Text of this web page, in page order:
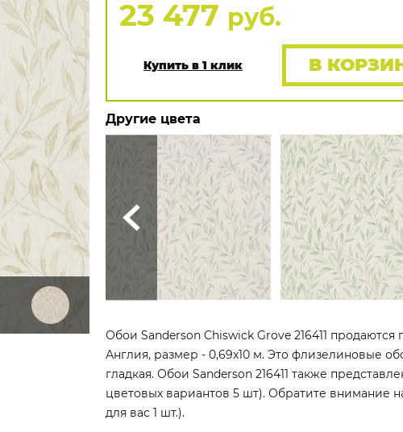
ПОКАЗАТЬ
23 477 руб.
Купить в 1 клик В
Другие цвета
Обои Sanderson Chiswick Grove 216411
Англия, размер - 0,69x10 м. Это флизелиновые
гладкая. Обои Sanderson 216411 также
цветовых вариантов 5 шт). Обратите внимание
для вас 1 шт.).